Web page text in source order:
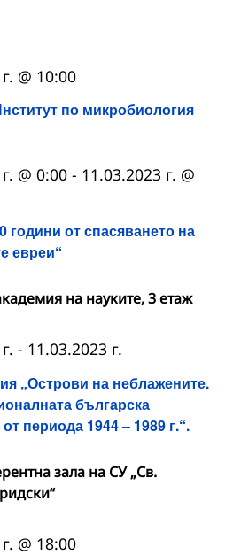
по микробиология
@ 10:00
години от спасяването на
евреи“
@ 0:00 - 11.03.2023 г. @
на науките, 3 етаж
„Острови на неблажените.
българска
периода 1944 – 1989 г.“.
- 11.03.2023 г.
зала на СУ „Св.
@ 18:00